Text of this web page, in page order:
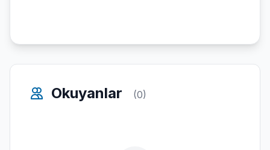
Okuyanlar (0)